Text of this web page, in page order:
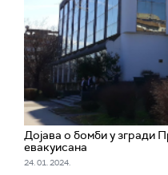
Дојава о бомби у згради
евакуисана
24. 01. 2024.